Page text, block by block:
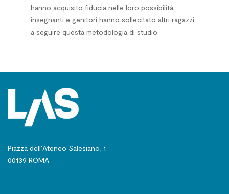
hanno acquisito fiducia nelle loro possibilità;
insegnanti e genitori hanno sollecitato altri ragazzi
a seguire questa metodologia di studio.
Piazza dell’Ateneo Salesiano, 1
00139 ROMA